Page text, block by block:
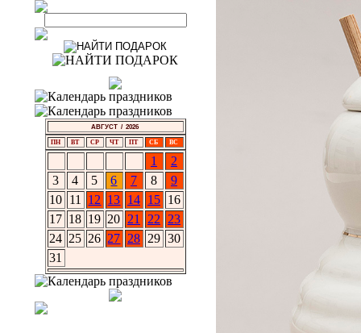
АВГУСТ / 2026
ПН ВТ СР ЧТ ПТ СБ ВС
1
2
3
4 5 6 7 8
9
10 11 12 13 14 15 16
17 18 19 20 21 22
23
24 25 26 27 28 29 30
31